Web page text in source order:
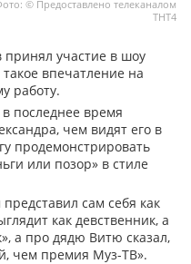
© Предоставлено телеканалом
ТНТ4
принял участие в шоу
впечатление на
работу.
последнее время
чем видят его в
продемонстрировать
или позор» в стиле
сам себя как
как девственник, а
а про дядю Витю сказал,
чем премия Муз-ТВ».